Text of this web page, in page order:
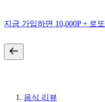
지금 가입하면 10,000P + 로
음식 리뷰